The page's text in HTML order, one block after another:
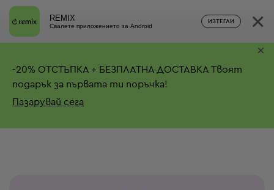
REMIX
Свалете приложението за Android
ИЗТЕГЛИ ×
-20% ОТСТЪПКА + БЕЗПЛАТНА ДОСТАВКА Твоят
подарък за първата ти поръчка!
Пазарувай сега
×